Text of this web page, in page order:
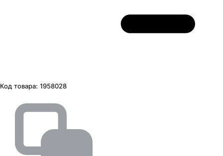
Код товара: 1958028